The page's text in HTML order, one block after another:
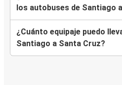
los autobuses de Santiago
¿Cuánto equipaje puedo
Santiago a Santa Cruz?